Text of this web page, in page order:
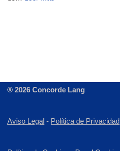
® 2026 Concorde Lang
Aviso Legal - Política de Privacidad